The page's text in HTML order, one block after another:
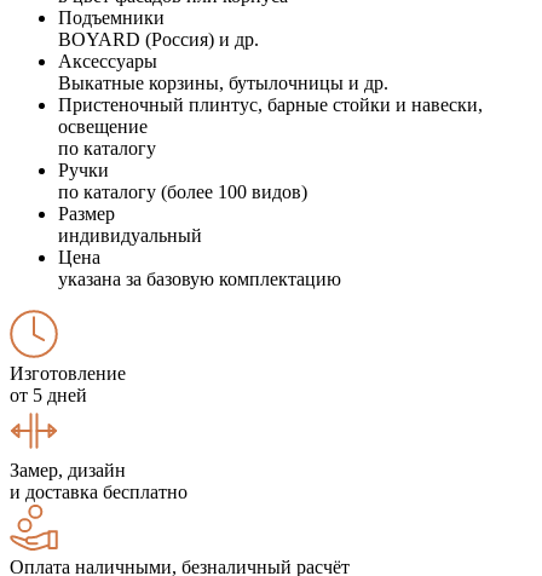
Подъемники
BOYARD (Россия) и др.
Аксессуары
Выкатные корзины, бутылочницы и др.
Пристеночный плинтус, барные стойки и навески,
освещение
по каталогу
Ручки
по каталогу (более 100 видов)
Размер
индивидуальный
Цена
указана за базовую комплектацию
Изготовление
от 5 дней
Замер, дизайн
и доставка бесплатно
Оплата наличными, безналичный расчёт